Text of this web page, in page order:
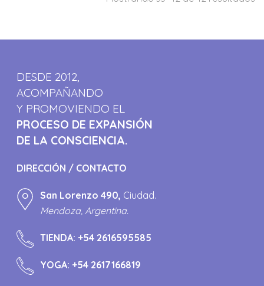
DESDE 2012,
ACOMPAÑANDO
Y PROMOVIENDO EL
PROCESO DE EXPANSIÓN
DE LA CONSCIENCIA.
DIRECCIÓN / CONTACTO
San Lorenzo 490, Ciudad.
Mendoza, Argentina.
TIENDA:+54 2616595585
YOGA:+54 2617166819